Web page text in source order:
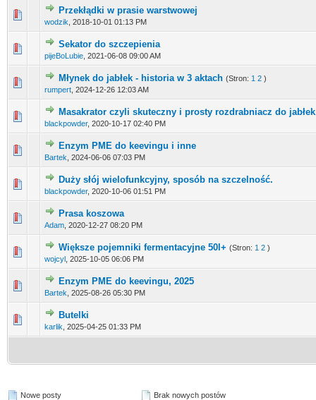
Przekłądki w prasie warstwowej
wodzik 2018-10-01 01:13 PM
Sekator do szczepienia
pijeBoLubie 2021-06-08 09:00 AM
Młynek do jabłek - historia w 3 aktach (Stron: 1 2 )
rumpert 2024-12-26 12:03 AM
Masakrator czyli skuteczny i prosty rozdrabniacz do
blackpowder, 2020-10-17 02:40 PM
Enzym PME do keevingu i inne
Bartek 2024-06-06 07:03 PM
Duży słój wielofunkcyjny, sposób na szczelność.
blackpowder, 2020-10-06 01:51 PM
Prasa koszowa
Adam 2020-12-27 08:20 PM
Większe pojemniki fermentacyjne 50l+ (Stron: 1 2 )
wojcyl 2025-10-05 06:06 PM
Enzym PME do keevingu, 2025
Bartek 2025-08-26 05:30 PM
Butelki
karlik 2025-04-25 01:33 PM
Nowe posty
Brak nowych postów